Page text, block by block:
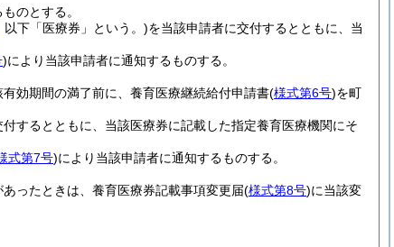
のとする。
以下「医療券」という。)を当該申請者に交付するとともに、当
)により当該申請者に通知するものする。
効期間の満了前に、養育医療継続給付申請書(様式第6号)を町
するとともに、当該医療券に記載した指定養育医療機関にそ
式第7号)により当該申請者に通知するものする。
ったときは、養育医療券記載事項変更届(様式第8号)に当該変